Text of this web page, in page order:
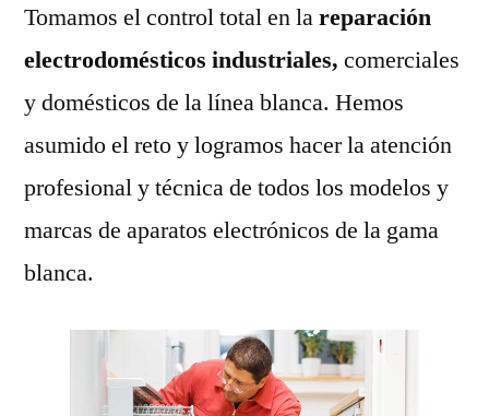
Tomamos el control total en lareparación
electrodomésticos industriales, comerciales
y domésticos de la línea blanca. Hemos
asumido el reto y logramos hacer la atención
profesional y técnica de todos los modelos y
marcas de aparatos electrónicos de la gama
blanca.